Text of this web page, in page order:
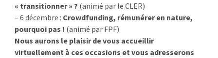
« transitionner » ? (animé par le CLER)
– 6 décembre : Crowdfunding, rémunérer en nature,
pourquoi pas ! (animé par FPF)
Nous aurons le plaisir de vous accueillir
virtuellement à ces occasions et vous adresserons